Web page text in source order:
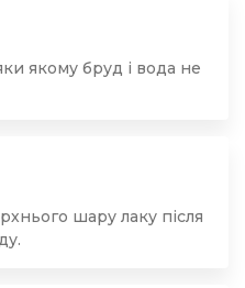
якому бруд і вода не
шару лаку після